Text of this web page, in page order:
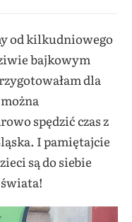
od kilkudniowego
bajkowym
dla
spędzić czas z
I pamiętajcie
są do siebie